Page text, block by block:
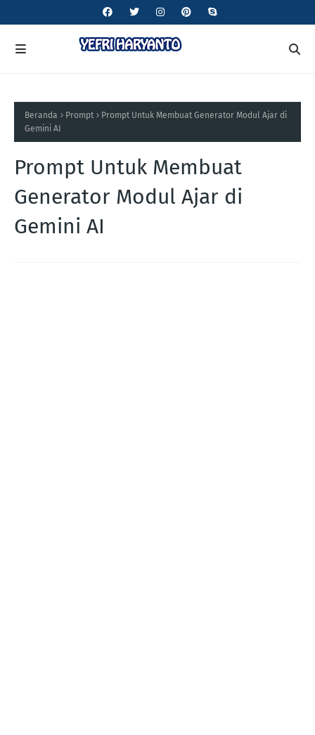
Beranda Prompt
Prompt Untuk Membuat Generator Modul Ajar di
Gemini AI
Prompt Untuk Membuat
Generator Modul Ajar di
Gemini AI